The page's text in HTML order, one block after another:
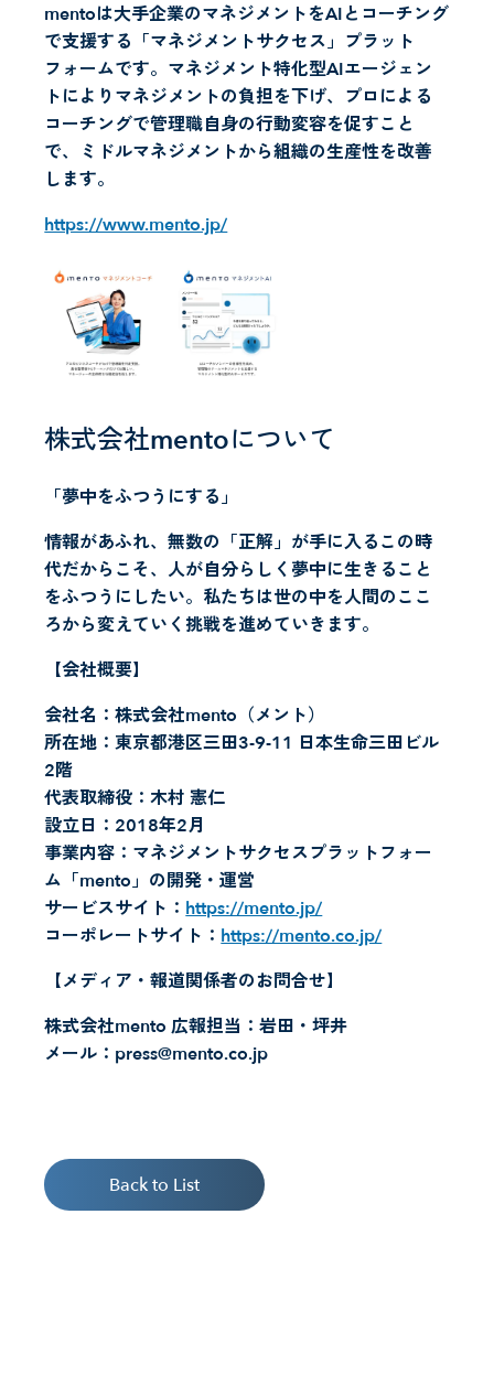
mentoは大手企業のマネジメントをAIとコーチング
で支援する「マネジメントサクセス」プラット
フォームです。マネジメント特化型AIエージェン
トによりマネジメントの負担を下げ、プロによる
コーチングで管理職自身の行動変容を促すこと
で、ミドルマネジメントから組織の生産性を改善
します。
https://www.mento.jp/
株式会社mentoについて
「夢中をふつうにする」
情報があふれ、無数の「正解」が手に入るこの時
代だからこそ、人が自分らしく夢中に生きること
をふつうにしたい。私たちは世の中を人間のここ
ろから変えていく挑戦を進めていきます。
【会社概要】
会社名：株式会社mento（メント）
所在地：東京都港区三田3-9-11 日本生命三田ビル
2階
代表取締役：木村 憲仁
設立日：2018年2月
事業内容：マネジメントサクセスプラットフォー
ム「mento」の開発・運営
サービスサイト： https://mento.jp/
コーポレートサイト： https://mento.co.jp/
【メディア・報道関係者のお問合せ】
株式会社mento 広報担当：岩田・坪井
メール：press@mento.co.jp
Back to List